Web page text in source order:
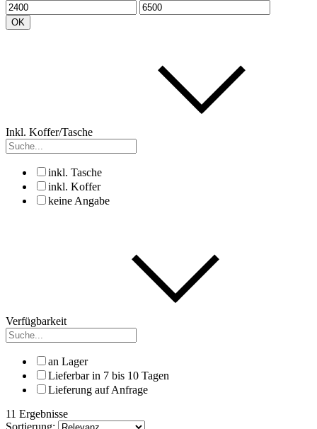
OK
Inkl. Koffer/Tasche
inkl. Tasche
inkl. Koffer
keine Angabe
Verfügbarkeit
an Lager
Lieferbar in 7 bis 10 Tagen
Lieferung auf Anfrage
11 Ergebnisse
Sortierung: